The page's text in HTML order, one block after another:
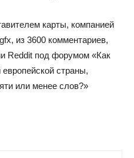
карты, компанией
из 3600 комментариев,
Reddit под форумом «Как
страны,
или менее слов?»